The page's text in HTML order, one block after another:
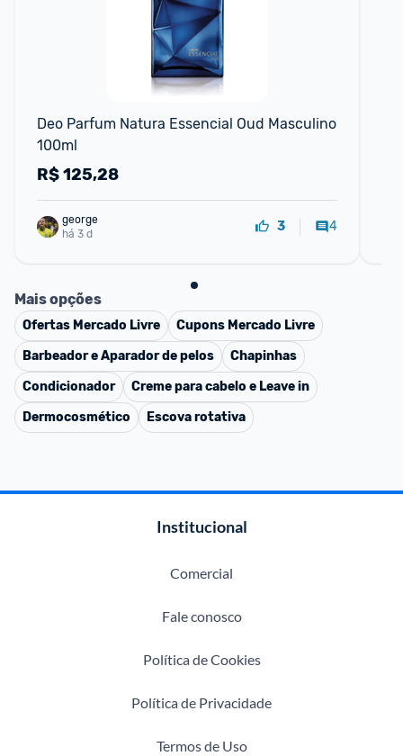
Deo Parfum Natura Essencial Oud Masculino
100ml
R$125,28
george
há 3 d
3 4
Mais opções
Ofertas Mercado Livre Cupons Mercado Livre
Barbeador e Aparador de pelos
Chapinhas
Condicionador
Creme para cabelo e Leave in
Dermocosmético
Escova rotativa
Institucional
Comercial
Fale conosco
Política de Cookies
Política de Privacidade
Termos de Uso